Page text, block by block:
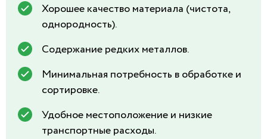
Хорошее качество материала (чистота,
однородность).
Содержание редких металлов.
Минимальная потребность в обработке и
сортировке.
Удобное местоположение и низкие
транспортные расходы.